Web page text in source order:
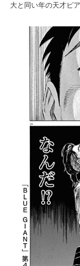
大と同い年の天才ピア